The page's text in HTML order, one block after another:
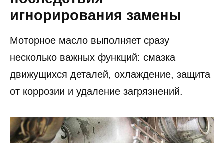
игнорирования замены
Моторное масло выполняет сразу
несколько важных функций: смазка
движущихся деталей, охлаждение, защита
от коррозии и удаление загрязнений.